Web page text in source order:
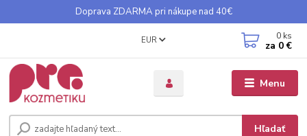
Doprava ZDARMA pri nákupe nad 40€
Menu
EUR
Hľadať
0 ks
za 0 €